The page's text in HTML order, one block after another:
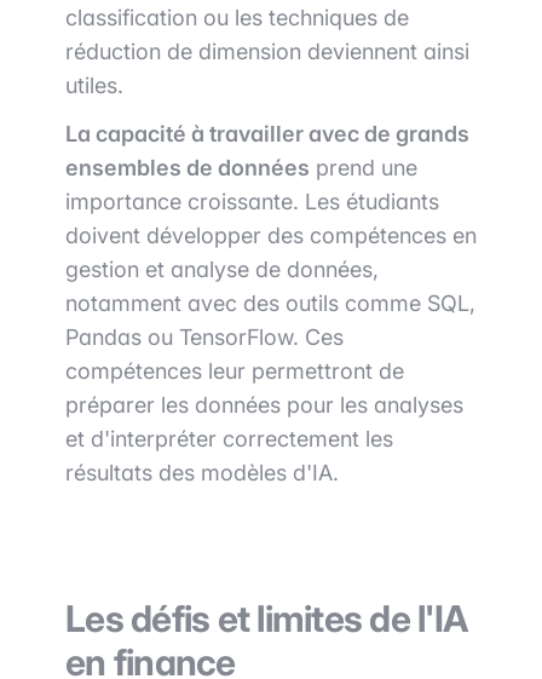
classification ou les techniques de
réduction de dimension deviennent ainsi
utiles.
La capacité à travailler avec de grands
ensembles de données prend une
importance croissante. Les étudiants
doivent développer des compétences en
gestion et analyse de données,
notamment avec des outils comme SQL,
Pandas ou TensorFlow. Ces
compétences leur permettront de
préparer les données pour les analyses
et d'interpréter correctement les
résultats des modèles d'IA.
Les défis et limites de l'IA
en finance